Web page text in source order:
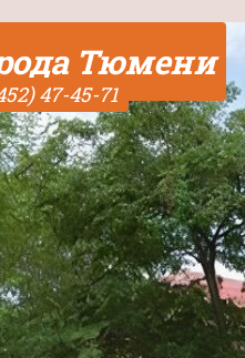
Тюмени
47-45-71